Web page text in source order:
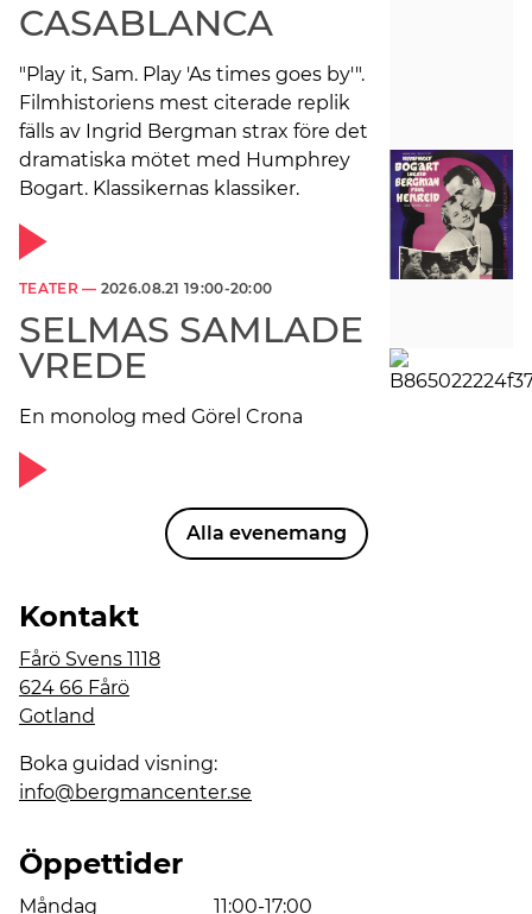
CASABLANCA
"Play it, Sam. Play 'As times goes by'".
Filmhistoriens mest citerade replik
fälls av Ingrid Bergman strax före det
dramatiska mötet med Humphrey
Bogart. Klassikernas klassiker.
TEATER — 2026.08.21 19:00-20:00
SELMAS SAMLADE
VREDE
En monolog med Görel Crona
Alla evenemang
Kontakt
Fårö Svens 1118
624 66 Fårö
Gotland
Boka guidad visning:
info@bergmancenter.se
Öppettider
Måndag 11:00-17:00